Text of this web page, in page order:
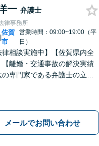
一 弁護士
律事務所
|
佐賀
市
営業時間：09:00~19:00（平
日）
律相談実施中】【佐賀県内全
【離婚・交通事故の解決実績
専門家である弁護士の立場
メールでお問い合わせ